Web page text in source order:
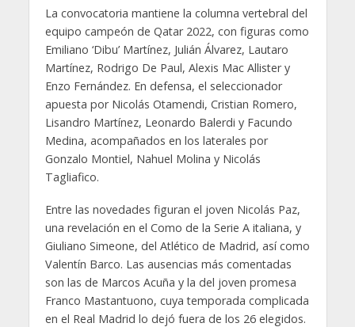
La convocatoria mantiene la columna vertebral del
equipo campeón de Qatar 2022, con figuras como
Emiliano ‘Dibu’ Martínez, Julián Álvarez, Lautaro
Martínez, Rodrigo De Paul, Alexis Mac Allister y
Enzo Fernández. En defensa, el seleccionador
apuesta por Nicolás Otamendi, Cristian Romero,
Lisandro Martínez, Leonardo Balerdi y Facundo
Medina, acompañados en los laterales por
Gonzalo Montiel, Nahuel Molina y Nicolás
Tagliafico.
Entre las novedades figuran el joven Nicolás Paz,
una revelación en el Como de la Serie A italiana, y
Giuliano Simeone, del Atlético de Madrid, así como
Valentín Barco. Las ausencias más comentadas
son las de Marcos Acuña y la del joven promesa
Franco Mastantuono, cuya temporada complicada
en el Real Madrid lo dejó fuera de los 26 elegidos.